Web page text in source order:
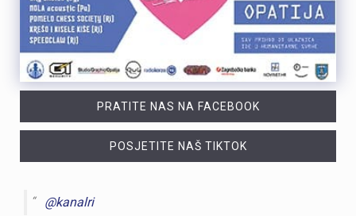
PRATITE NAS NA FACEBOOK
POSJETITE NAŠ TIKTOK
@kanalri